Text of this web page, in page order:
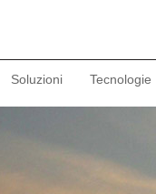
Soluzioni Tecnologie